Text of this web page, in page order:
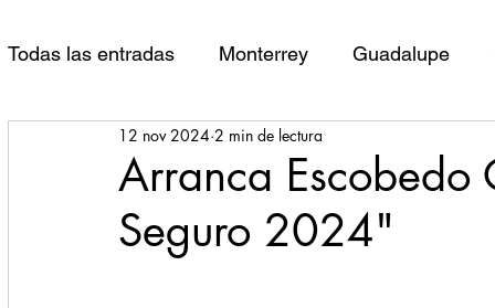
Todas las entradas Monterrey Guadalupe
Santa Catarina San Pedro Garza Garcia
Espectaculos Clima Principal
Arranca
Seguro 2024"
12 nov 2024 2 min de lectura